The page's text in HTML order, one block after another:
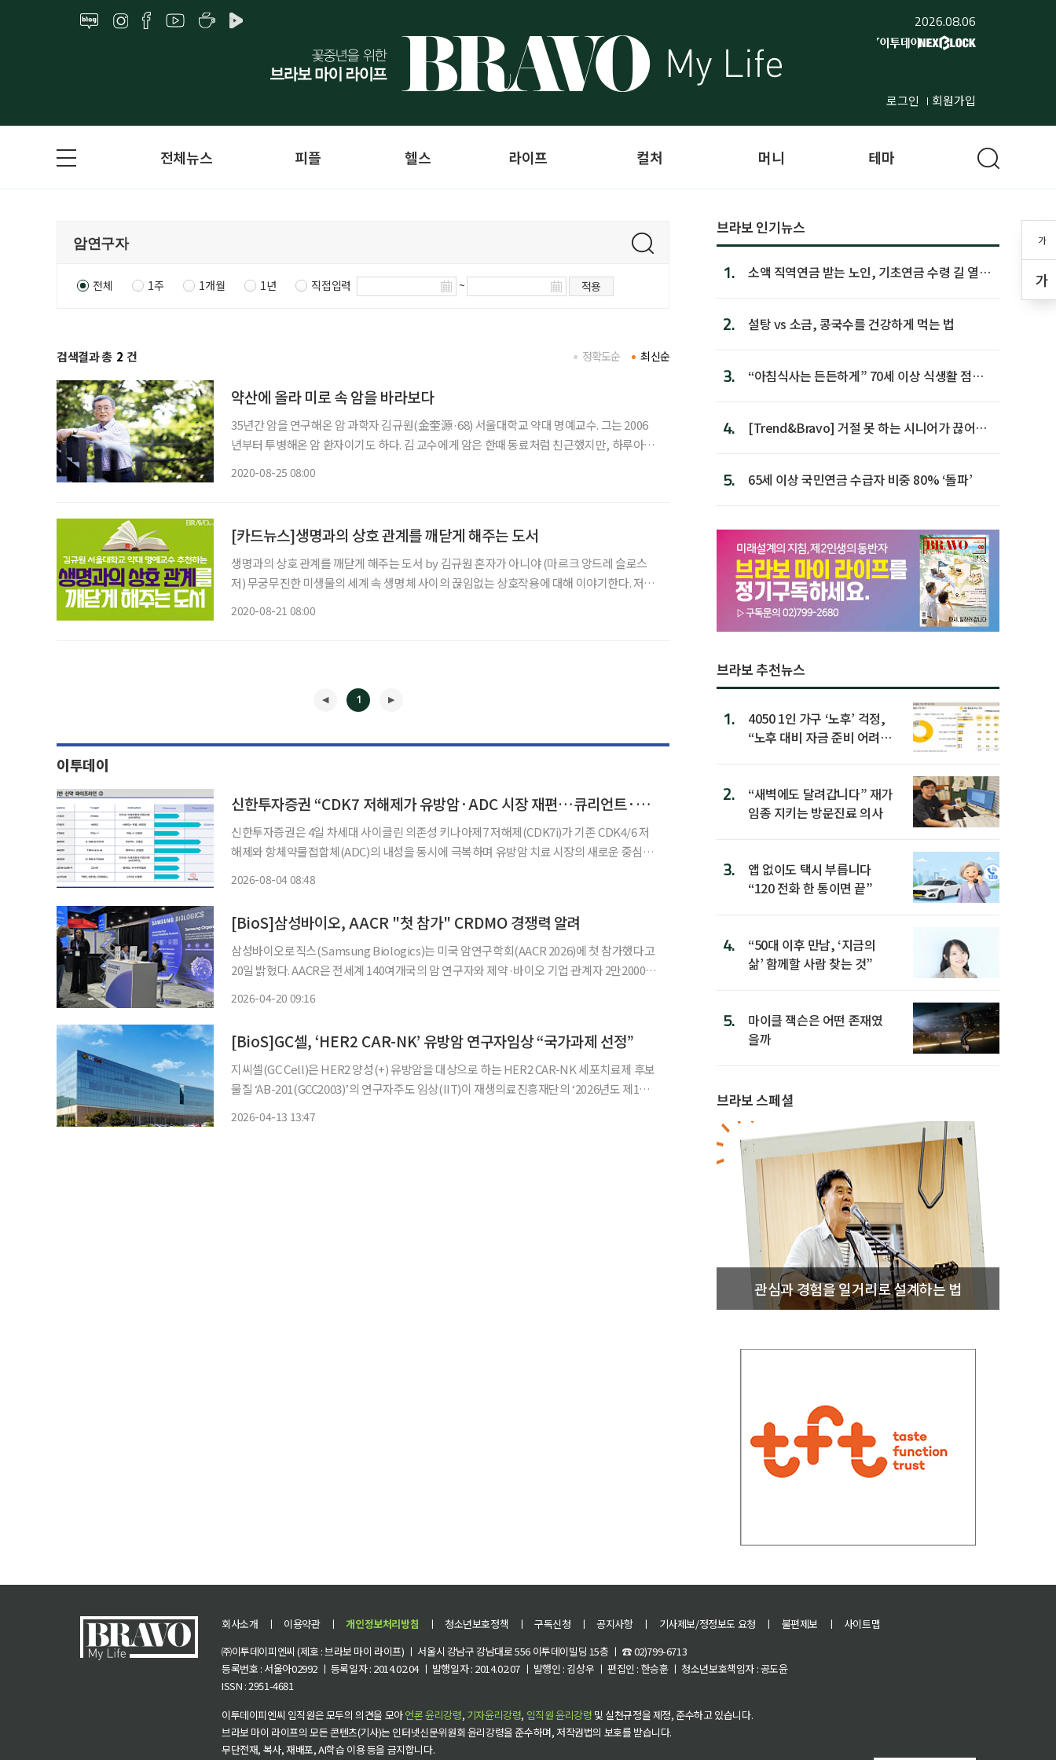
2026.08.06
로그인 회원가입
가
가
전체뉴스 피플 헬스 라이프 컬처 머니 테마
전체 1주 1개월 1년 직접입력 ~ 적용
검색결과 총 2 건 최신순
정확도순
약산에 올라 미로 속 암을 바라보다
35년간 암을 연구해온 암 과학자 김규원(金奎源·68) 서울대학교 약대 명예교수. 그는 2006
년부터 투병해온 암 환자이기도 하다. 김 교수에게 암은 한때 동료처럼 친근했지만, 하루아침
2020-08-25 08:00
[카드뉴스]생명과의 상호 관계를 깨닫게 해주는 도서
생명과의 상호 관계를 깨닫게 해주는 도서 by 김규원 혼자가 아니야 (마르크 앙드레 슬로스
저) 무궁무진한 미생물의 세계 속 생명체 사이의 끊임없는 상호작용에 대해 이야기한다. 저자
2020-08-21 08:00
1
이투데이
신한투자증권 “CDK7 저해제가 유방암·ADC 시장 재편…큐리언트·앱클론 주목”
신한투자증권은 4일 차세대 사이클린 의존성 키나아제7 저해제(CDK7i)가 기존 CDK4/6 저
해제와 항체약물접합체(ADC)의 내성을 동시에 극복하며 유방암 치료 시장의 새로운 중심으
2026-08-04 08:48
[BioS]삼성바이오, AACR "첫 참가" CRDMO 경쟁력 알려
삼성바이오로직스(Samsung Biologics)는 미국 암연구학회(AACR 2026)에 첫 참가했다고
20일 밝혔다. AACR은 전세계 140여개국의 암 연구자와 제약·바이오 기업 관계자 2만2000명
2026-04-20 09:16
[BioS]GC셀, ‘HER2 CAR-NK’ 유방암 연구자임상 “국가과제 선정”
지씨셀(GC Cell)은 HER2 양성(+) 유방암을 대상으로 하는 HER2 CAR-NK 세포치료제 후보
물질 ‘AB-201(GCC2003)’의 연구자주도 임상(IIT)이 재생의료진흥재단의 ‘2026년도 제1차
2026-04-13 13:47
브라보 인기뉴스
1.
소액 직역연금 받는 노인, 기초연금 수령 길 열린
2. 설탕 vs 소금, 콩국수를 건강하게 먹는 법
3.
“아침식사는 든든하게” 70세 이상 식생활 점수
4.
[Trend&Bravo] 거절 못 하는 시니어가 끊어야
5. 65세 이상 국민연금 수급자 비중 80% ‘돌파’
브라보 추천뉴스
1.
4050 1인 가구 ‘노후’ 걱정,
“노후 대비 자금 준비 어려
2.
“새벽에도 달려갑니다” 재가
임종 지키는 방문진료 의사
3.
앱 없이도 택시 부릅니다
“120 전화 한 통이면 끝”
4.
“50대 이후 만남, ‘지금의
삶’ 함께할 사람 찾는 것”
5.
마이클 잭슨은 어떤 존재였
을까
브라보 스페셜
관심과 경험을 일거리로 설계하는 법
회사소개 ㅣ 이용약관 ㅣ 개인정보처리방침 ㅣ 청소년보호정책 ㅣ 구독신청 ㅣ 공지사항 ㅣ 기사제보/정정보도 요청 ㅣ 불편제보 ㅣ
사이트맵
㈜이투데이피엔씨 (제호 : 브라보 마이 라이프) ㅣ 서울시 강남구 강남대로 556 이투데이빌딩 15층 ㅣ ☎ 02)799-6713
등록번호 : 서울아02992 ㅣ 등록일자 : 2014.02.04 ㅣ 발행일자 : 2014.02.07 ㅣ 발행인 : 김상우 ㅣ 편집인 : 한승훈 ㅣ 청소년보호책임자 : 공도윤
ISSN : 2951-4681
이투데이피엔씨 임직원은 모두의 의견을 모아언론 윤리강령, 기자윤리강령, 임직원 윤리강령 및 실천규정을 제정, 준수하고 있습니다.
브라보 마이 라이프의 모든 콘텐츠(기사)는 인터넷신문위원회 윤리강령을 준수하며, 저작권법의 보호를 받습니다.
무단전재, 복사, 재배포, AI학습 이용 등을 금지합니다.